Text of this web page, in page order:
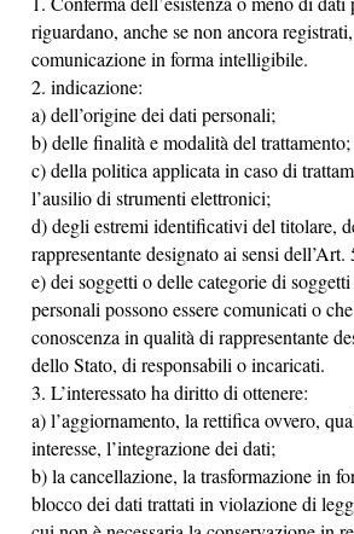
riguardano, anche se non ancora
comunicazione in forma intelligibile.
2. indicazione:
a) dell’origine dei dati personali;
b) delle finalità e modalità del trattamento;
c) della politica applicata in caso di
l’ausilio di strumenti elettronici;
d) degli estremi identificativi del titolare,
rappresentante designato ai sensi dell’Art.
e) dei soggetti o delle categorie di
personali possono essere comunicati o
conoscenza in qualità di rappresentante
dello Stato, di responsabili o incaricati.
3. L’interessato ha diritto di ottenere:
a) l’aggiornamento, la rettifica ovvero,
interesse, l’integrazione dei dati;
b) la cancellazione, la trasformazione in
blocco dei dati trattati in violazione di